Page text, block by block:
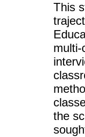
This
multi-
the